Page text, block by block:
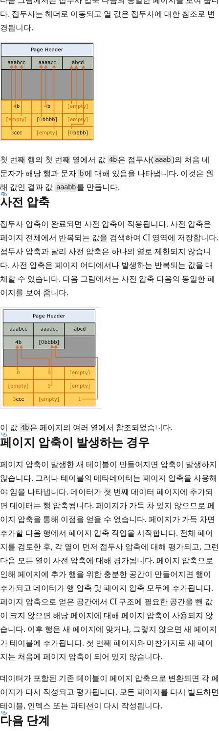
다. 접두사는 헤더로 이동되고 열 값은 접두사에 대한 참조로 변
경됩니다.
첫 번째 행의 첫 번째 열에서 값 4b 은 접두사( aaab)의 처음 네
문자가 해당 행과 문자 b 에 대해 있음을 나타냅니다. 이것은 원
래 값인 결과 값 aaabb 를 만듭니다.
사전 압축
접두사 압축이 완료되면 사전 압축이 적용됩니다. 사전 압축은
페이지 전체에서 반복되는 값을 검색하여 CI 영역에 저장합니다.
접두사 압축과 달리 사전 압축은 하나의 열로 제한되지 않습니
다. 사전 압축은 페이지 어디에서나 발생하는 반복되는 값을 대
체할 수 있습니다. 다음 그림에서는 사전 압축 다음의 동일한 페
이지를 보여 줍니다.
이 값 4b 은 페이지의 여러 열에서 참조되었습니다.
페이지 압축이 발생하는 경우
페이지 압축이 발생한 새 테이블이 만들어지면 압축이 발생하지
않습니다. 그러나 테이블의 메타데이터는 페이지 압축을 사용해
야 임을 나타냅니다. 데이터가 첫 번째 데이터 페이지에 추가되
면 데이터는 행 압축됩니다. 페이지가 가득 차 있지 않으므로 페
이지 압축을 통해 이점을 얻을 수 없습니다. 페이지가 가득 차면
추가할 다음 행에서 페이지 압축 작업을 시작합니다. 전체 페이
지를 검토한 후, 각 열이 먼저 접두사 압축에 대해 평가되고, 그런
다음 모든 열이 사전 압축에 대해 평가됩니다. 페이지 압축으로
인해 페이지에 추가 행을 위한 충분한 공간이 만들어지면 행이
추가되고 데이터가 행 압축 및 페이지 압축 모두에 추가됩니다.
페이지 압축으로 얻은 공간에서 CI 구조에 필요한 공간을 뺀 값
이 크지 않으면 해당 페이지에 대해 페이지 압축이 사용되지 않
습니다. 이후 행은 새 페이지에 맞거나, 그렇지 않으면 새 페이지
가 테이블에 추가됩니다. 첫 번째 페이지와 마찬가지로 새 페이
지는 처음에 페이지 압축이 되어 있지 않습니다.
데이터가 포함된 기존 테이블이 페이지 압축으로 변환되면 각 페
이지가 다시 작성되고 평가됩니다. 모든 페이지를 다시 빌드하면
테이블, 인덱스 또는 파티션이 다시 작성됩니다.
다음 단계